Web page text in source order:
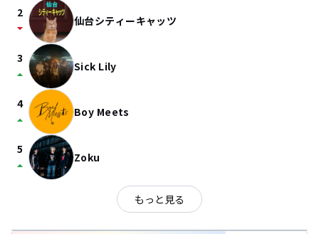
2
arrow_drop_down 仙台シティーキャッツ
3
arrow_drop_up Sick Lily
4
arrow_drop_up Boy Meets
5
arrow_drop_up Zoku
もっと見る